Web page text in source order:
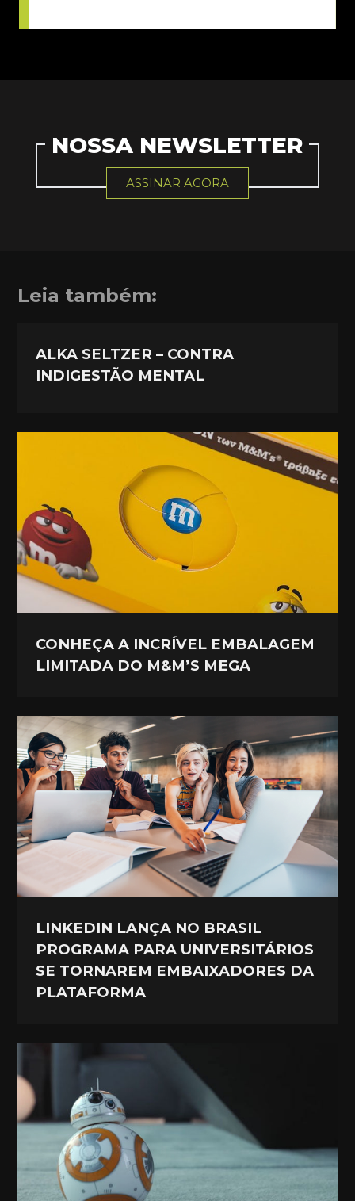
NOSSA NEWSLETTER
ASSINAR AGORA
Leia também:
ALKA SELTZER – CONTRA
INDIGESTÃO MENTAL
CONHEÇA A INCRÍVEL EMBALAGEM
LIMITADA DO M&M’S MEGA
LINKEDIN LANÇA NO BRASIL
PROGRAMA PARA UNIVERSITÁRIOS
SE TORNAREM EMBAIXADORES DA
PLATAFORMA